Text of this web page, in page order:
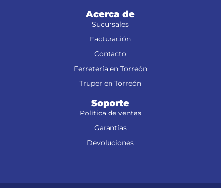
Acerca de
Sucursales
Facturación
Contacto
Ferretería en Torreón
Truper en Torreón
Soporte
Política de ventas
Garantías
Devoluciones